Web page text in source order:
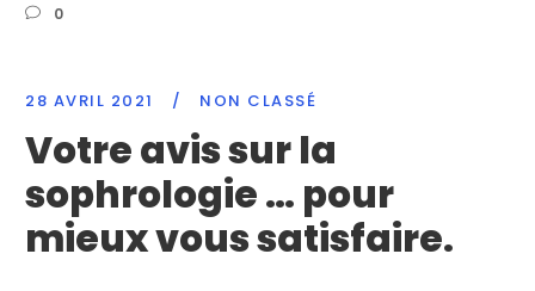
0
28 AVRIL 2021 / NON CLASSÉ
Votre avis sur la
sophrologie … pour
mieux vous satisfaire.